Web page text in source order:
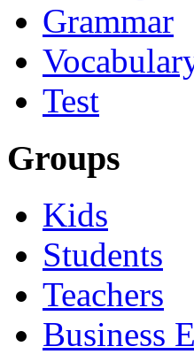
Grammar
Test
Groups
Kids
Students
Teachers
Business